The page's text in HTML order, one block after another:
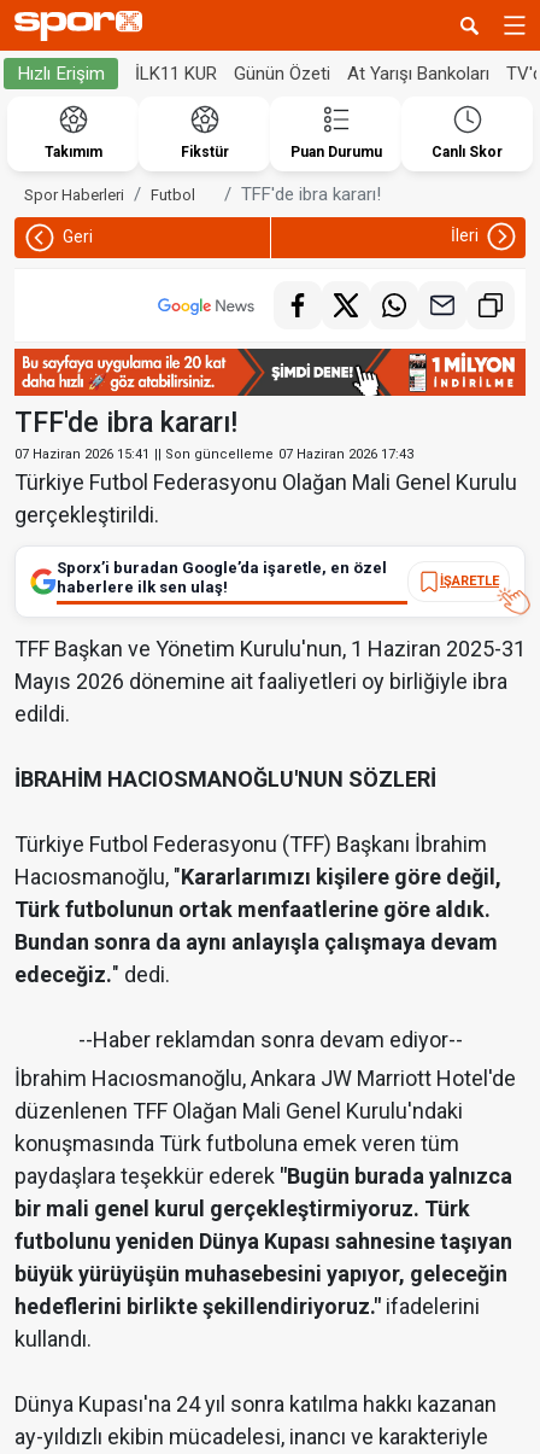
Hızlı Erişim İLK11 KUR Günün Özeti At Yarışı Bankoları
Takımım Fikstür Puan Durumu Canlı Skor
Spor Haberleri Futbol TFF'de ibra kararı!
Geri İleri
TFF'de ibra kararı!
07 Haziran 2026 15:41 || Son güncelleme 07 Haziran 2026 17:43
Türkiye Futbol Federasyonu Olağan Mali Genel Kurulu
gerçekleştirildi.
Sporx’i buradan Google’da işaretle, en özel
haberlere ilk sen ulaş!
İŞARETLE
TFF Başkan ve Yönetim Kurulu'nun, 1 Haziran 2025-31
Mayıs 2026 dönemine ait faaliyetleri oy birliğiyle ibra
edildi.
İBRAHİM HACIOSMANOĞLU'NUN SÖZLERİ
Türkiye Futbol Federasyonu (TFF) Başkanı İbrahim
Hacıosmanoğlu, "Kararlarımızı kişilere göre değil,
Türk futbolunun ortak menfaatlerine göre aldık.
Bundan sonra da aynı anlayışla çalışmaya devam
edeceğiz." dedi.
--Haber reklamdan sonra devam ediyor--
İbrahim Hacıosmanoğlu, Ankara JW Marriott Hotel'de
düzenlenen TFF Olağan Mali Genel Kurulu'ndaki
konuşmasında Türk futboluna emek veren tüm
paydaşlara teşekkür ederek "Bugün burada yalnızca
bir mali genel kurul gerçekleştirmiyoruz. Türk
futbolunu yeniden Dünya Kupası sahnesine taşıyan
büyük yürüyüşün muhasebesini yapıyor, geleceğin
hedeflerini birlikte şekillendiriyoruz." ifadelerini
kullandı.
Dünya Kupası'na 24 yıl sonra katılma hakkı kazanan
ay-yıldızlı ekibin mücadelesi, inancı ve karakteriyle